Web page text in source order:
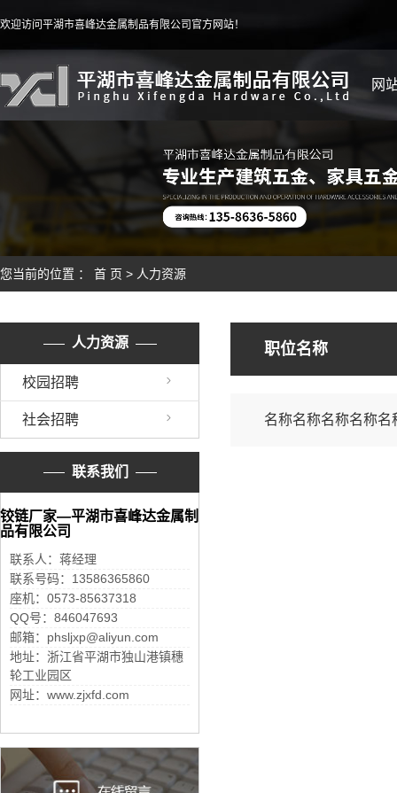
欢迎访问平湖市喜峰达金属制品有限公司官方网站！
网
您当前的位置 ： 首 页 > 人力资源
人力资源
校园招聘
社会招聘
联系我们
铰链厂家—平湖市喜峰达金属制
品有限公司
联系人：蒋经理
联系号码：13586365860
座机：0573-85637318
QQ号：846047693
邮箱：phsljxp@aliyun.com
地址：浙江省平湖市独山港镇穗
轮工业园区
网址：www.zjxfd.com
职位名称
名称名称名称名称名